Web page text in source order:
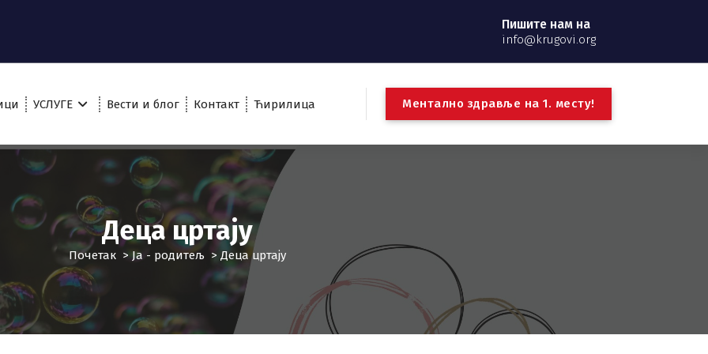
Пишите нам на
info@krugovi.org
УСЛУГЕ Вести и блог Контакт Ћирилица Ментално здравље на 1. месту!
Деца цртају
Почетак> Ја - родитељ > Деца цртају